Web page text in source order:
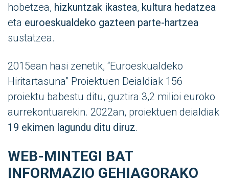
hobetzea, hizkuntzak ikastea, kultura hedatzea
eta euroeskualdeko gazteen parte-hartzea
sustatzea.
2015ean hasi zenetik, “Euroeskualdeko
Hiritartasuna” Proiektuen Deialdiak 156
proiektu babestu ditu, guztira 3,2 milioi euroko
aurrekontuarekin. 2022an, proiektuen deialdiak
19 ekimen lagundu ditu diruz.
WEB-MINTEGI BAT
INFORMAZIO GEHIAGORAKO